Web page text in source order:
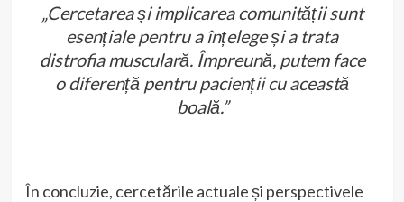
„Cercetarea și implicarea comunității sunt
esențiale pentru a înțelege și a trata
distrofia musculară. Împreună, putem face
o diferență pentru pacienții cu această
boală.”
În concluzie, cercetările actuale și perspectivele